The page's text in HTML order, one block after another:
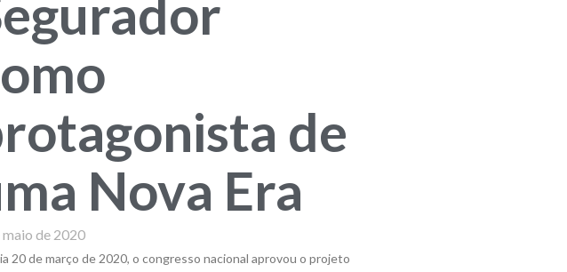
de
Nova Era
maio de 2020
20 de março de 2020, o congresso nacional aprovou o projeto